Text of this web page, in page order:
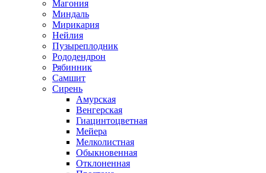
Магония
Миндаль
Мирикария
Нейлия
Пузыреплодник
Рододендрон
Рябинник
Самшит
Сирень
Амурская
Венгерская
Гиацинтоцветная
Мейера
Мелколистная
Обыкновенная
Отклоненная